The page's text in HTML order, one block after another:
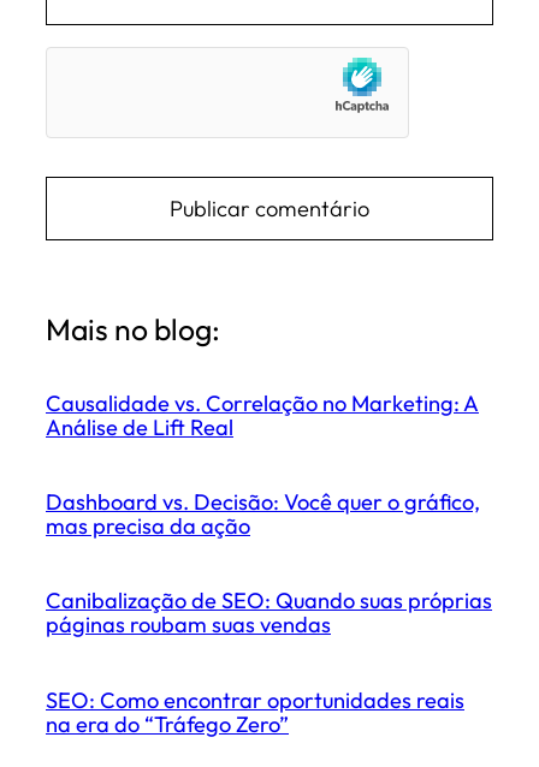
Mais no blog:
Causalidade vs. Correlação no Marketing: A
Análise de Lift Real
Dashboard vs. Decisão: Você quer o gráfico,
mas precisa da ação
Canibalização de SEO: Quando suas próprias
páginas roubam suas vendas
SEO: Como encontrar oportunidades reais
na era do “Tráfego Zero”